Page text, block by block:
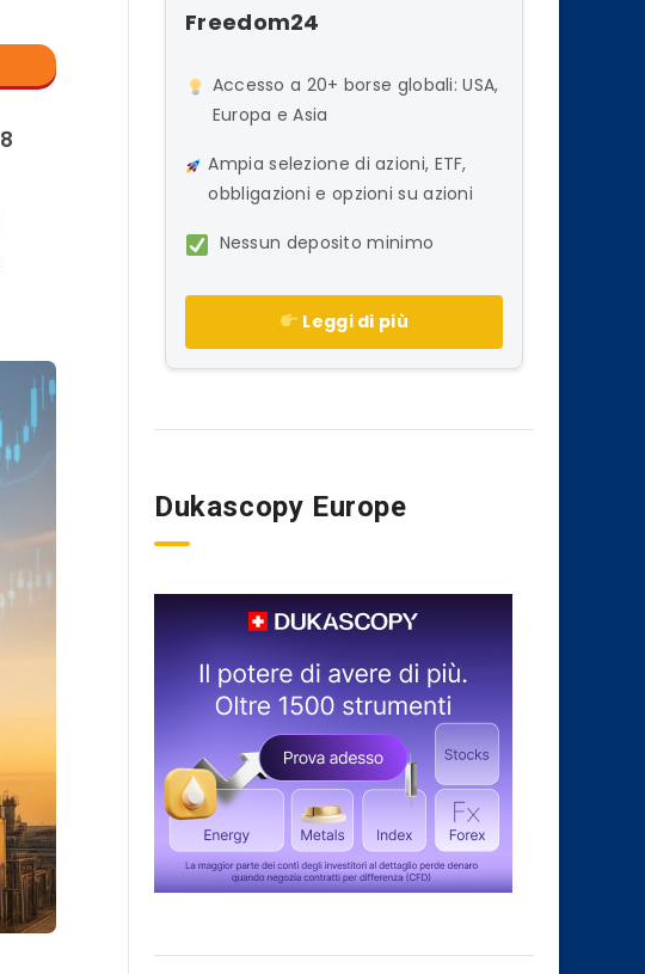
8
Freedom24
Accesso a 20+ borse globali: USA,
Europa e Asia
Ampia selezione di azioni, ETF,
obbligazioni e opzioni su azioni
Nessun deposito minimo
Leggi di più
Dukascopy Europe